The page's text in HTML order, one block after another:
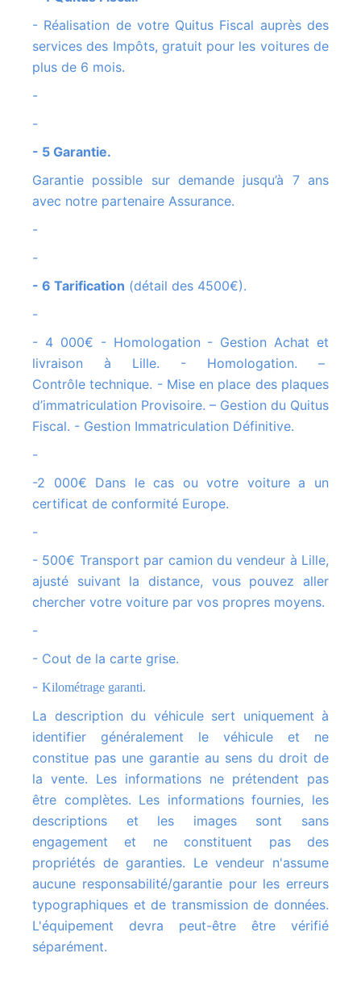
- Réalisation de votre Quitus Fiscal auprès des
services des Impôts, gratuit pour les voitures de
plus de 6 mois.
-
-
- 5 Garantie.
Garantie possible sur demande jusqu’à 7 ans
avec notre partenaire Assurance.
-
-
- 6 Tarification (détail des 4500€).
-
- 4 000€ - Homologation - Gestion Achat et
livraison à Lille. - Homologation. –
Contrôle technique. - Mise en place des plaques
d’immatriculation Provisoire. – Gestion du Quitus
Fiscal. - Gestion Immatriculation Définitive.
-
-2 000€ Dans le cas ou votre voiture a un
certificat de conformité Europe.
-
- 500€ Transport par camion du vendeur à Lille,
ajusté suivant la distance, vous pouvez aller
chercher votre voiture par vos propres moyens.
-
- Cout de la carte grise.
Kilométrage garanti.
La description du véhicule sert uniquement à
identifier généralement le véhicule et ne
constitue pas une garantie au sens du droit de
la vente. Les informations ne prétendent pas
être complètes. Les informations fournies, les
descriptions et les images sont sans
engagement et ne constituent pas des
propriétés de garanties. Le vendeur n'assume
aucune responsabilité/garantie pour les erreurs
typographiques et de transmission de données.
L'équipement devra peut-être être vérifié
séparément.